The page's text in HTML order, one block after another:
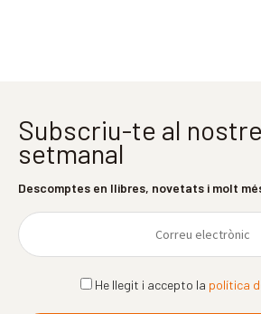
Subscriu-te al
setmanal
Descomptes en llibres, novetats i molt
He llegit i accepto la política